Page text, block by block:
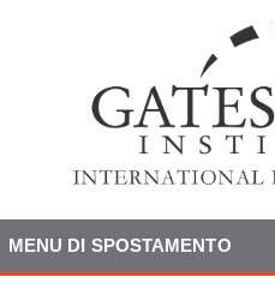
MENU DI SPOSTAMENTO